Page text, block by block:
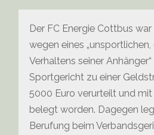
Der FC Energie Cottbus
wegen eines
Verhaltens seiner
Sportgericht zu einer
5000 Euro verurteilt und
belegt worden. Dagegen
Berufung beim